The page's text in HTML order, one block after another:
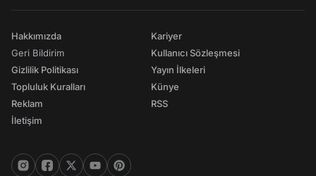
Hakkımızda
Geri Bildirim
Gizlilik Politikası
Topluluk Kuralları
Reklam
İletişim
Kariyer
Kullanıcı Sözleşmesi
Yayın İlkeleri
Künye
RSS